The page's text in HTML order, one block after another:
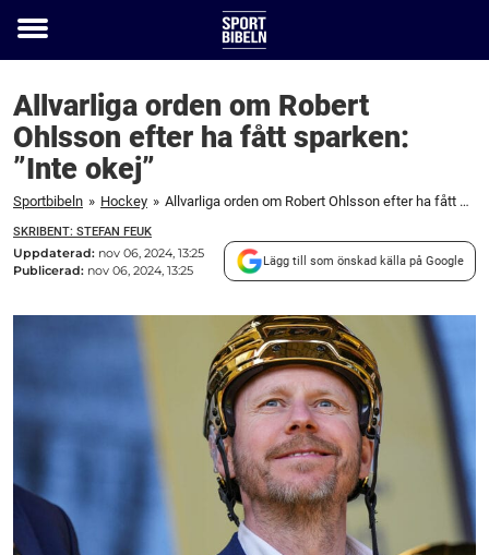
Toggle
Allvarliga orden om Robert
Ohlsson efter ha fått sparken:
”Inte okej”
Sportbibeln » Hockey » Allvarliga orden om Robert Ohlsson efter ha fått sparken: "Inte okej"
SKRIBENT: STEFAN FEUK
Uppdaterad: nov 06, 2024, 13:25
Publicerad: nov 06, 2024, 13:25
Lägg till som önskad källa på Google